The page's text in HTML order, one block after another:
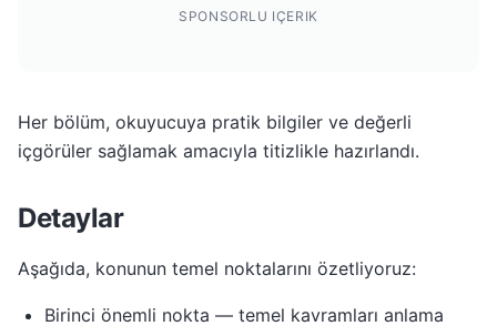
SPONSORLU IÇERIK
Her bölüm, okuyucuya pratik bilgiler ve değerli
içgörüler sağlamak amacıyla titizlikle hazırlandı.
Detaylar
Aşağıda, konunun temel noktalarını özetliyoruz:
Birinci önemli nokta — temel kavramları anlama